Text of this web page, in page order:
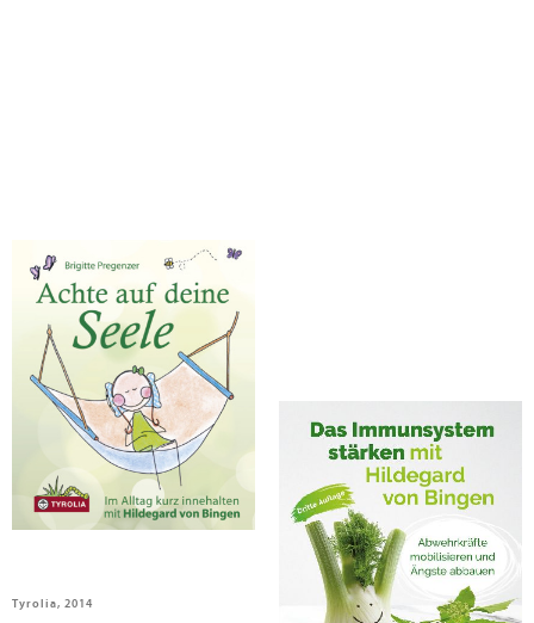
Pregenzer, Brigitte
Achte auf deine Seele
Tyrolia, 2014
Pregenzer, Brigitte
Das Immunsystem stärken mit
Hildegard von Bingen
Tyrolia Verlagsanstalt Gm, 2021